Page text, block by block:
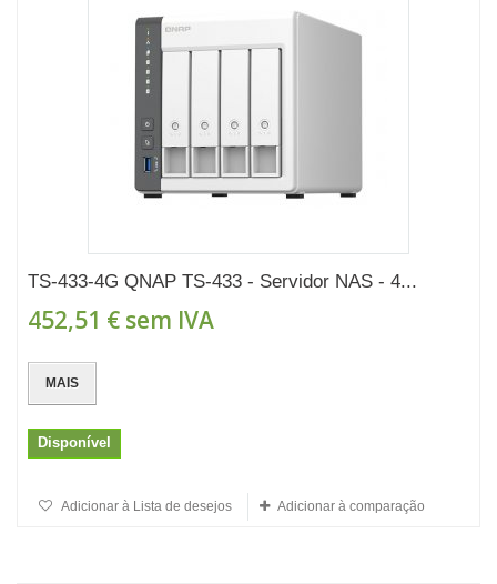
TS-433-4G QNAP TS-433 - Servidor NAS - 4...
452,51 € sem IVA
MAIS
Disponível
Adicionar à Lista de desejos Adicionar à comparação